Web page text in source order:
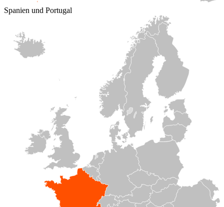
Spanien und Portugal